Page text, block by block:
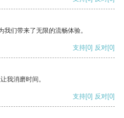
们带来了无限的流畅体验。
支持[0] 反对[0]
我消磨时间。
支持[0] 反对[0]